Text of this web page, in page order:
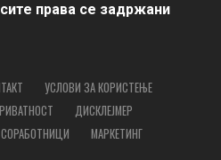
права се задржани
УСЛОВИ ЗА КОРИСТЕЊЕ
ДИСКЛЕЈМЕР
МАРКЕТИНГ